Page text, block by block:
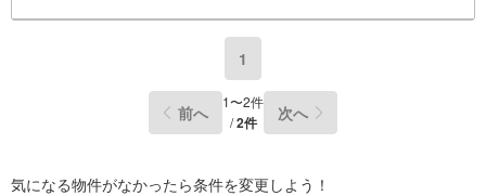
1
前へ 1〜2件
/2件 次へ
気になる物件がなかったら条件を変更しよう！